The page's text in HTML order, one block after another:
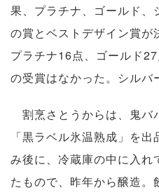
果、プラチナ、ゴールド
の賞とベストデザイン賞が
プラチナ16点、ゴールド
の受賞はなかった。シルバ
割烹さとうからは、鬼バ
「黒ラベル氷温熟成」を
み後に、冷蔵庫の中に入れ
たもので、昨年から醸造